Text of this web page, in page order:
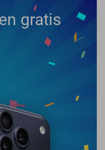
gratis